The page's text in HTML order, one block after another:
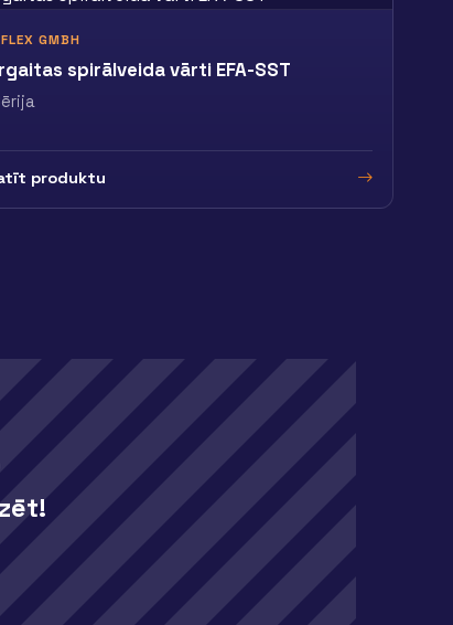
GMBH
spirālveida vārti EFA-SST
produktu